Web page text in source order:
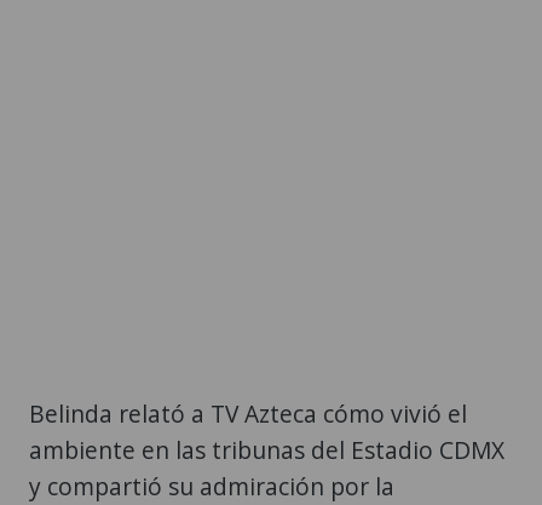
Belinda relató a TV Azteca cómo vivió el
ambiente en las tribunas del Estadio CDMX
y compartió su admiración por la